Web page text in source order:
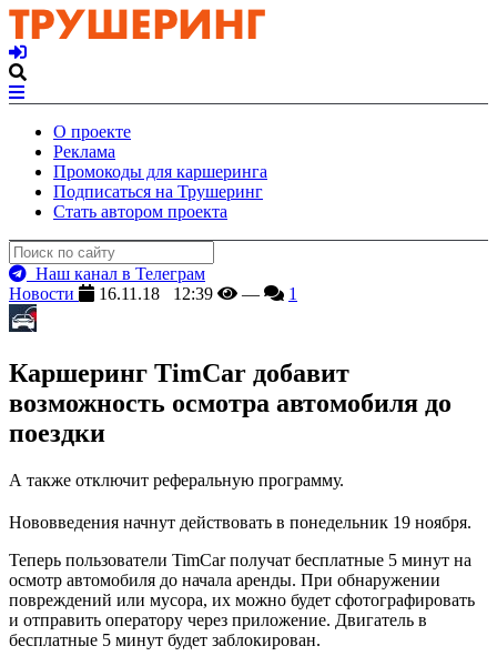
О проекте
Реклама
Промокоды для каршеринга
Подписаться на Трушеринг
Стать автором проекта
Наш канал в Телеграм
Новости
16.11.18 12:39 — 1
Каршеринг TimCar добавит
возможность осмотра автомобиля до
поездки
А также отключит реферальную программу.
Нововведения начнут действовать в понедельник 19 ноября.
Теперь пользователи TimCar получат бесплатные 5 минут на
осмотр автомобиля до начала аренды. При обнаружении
повреждений или мусора, их можно будет сфотографировать
и отправить оператору через приложение. Двигатель в
бесплатные 5 минут будет заблокирован.